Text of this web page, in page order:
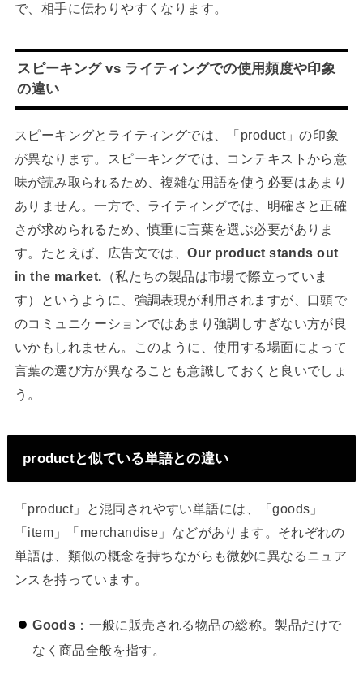
で、相手に伝わりやすくなります。
スピーキング vs ライティングでの使用頻度や印象
の違い
スピーキングとライティングでは、「product」の印象
が異なります。スピーキングでは、コンテキストから意
味が読み取られるため、複雑な用語を使う必要はあまり
ありません。一方で、ライティングでは、明確さと正確
さが求められるため、慎重に言葉を選ぶ必要がありま
す。たとえば、広告文では、Our product stands out
in the market. （私たちの製品は市場で際立っていま
す）というように、強調表現が利用されますが、口頭で
のコミュニケーションではあまり強調しすぎない方が良
いかもしれません。このように、使用する場面によって
言葉の選び方が異なることも意識しておくと良いでしょ
う。
productと似ている単語との違い
「product」と混同されやすい単語には、「goods」
「item」「merchandise」などがあります。それぞれの
単語は、類似の概念を持ちながらも微妙に異なるニュア
ンスを持っています。
Goods ：一般に販売される物品の総称。製品だけで
なく商品全般を指す。